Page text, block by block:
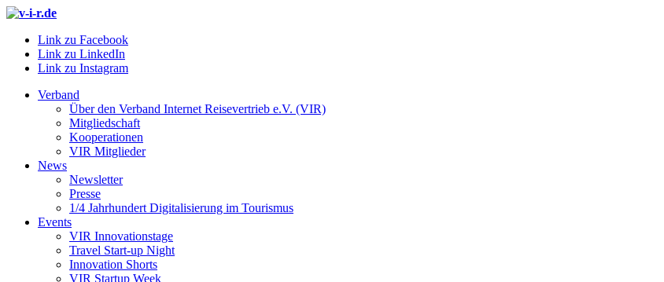
Link zu Facebook
Link zu LinkedIn
Link zu Instagram
Verband
Über den Verband Internet Reisevertrieb e.V. (VIR)
Mitgliedschaft
Kooperationen
VIR Mitglieder
News
Newsletter
Presse
1/4 Jahrhundert Digitalisierung im Tourismus
Events
VIR Innovationstage
Travel Start-up Night
Innovation Shorts
VIR Startup Week